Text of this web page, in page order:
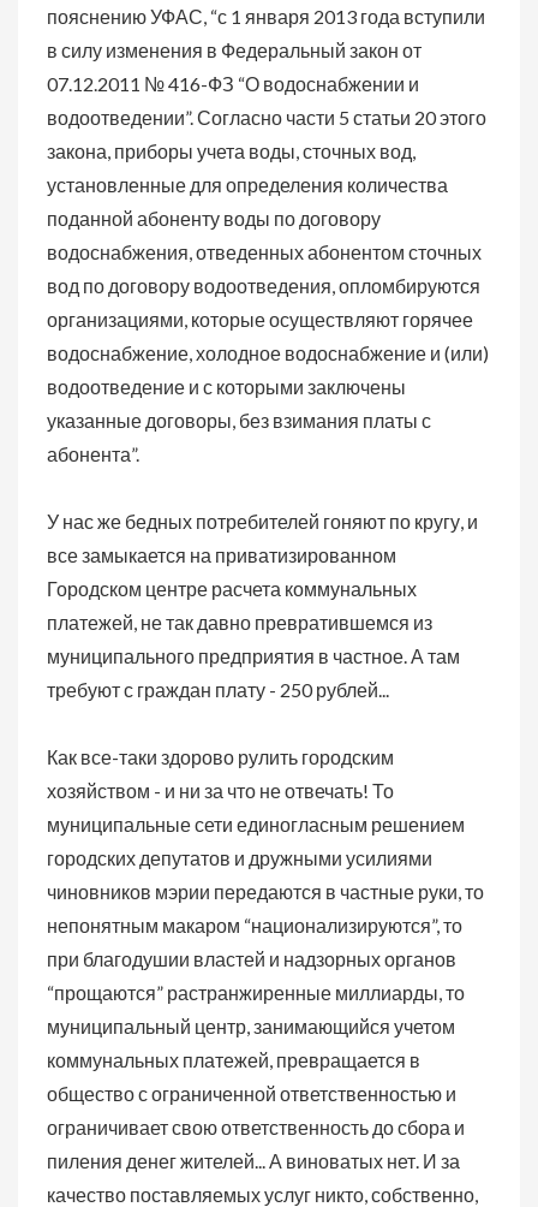
пояснению УФАС, “с 1 января 2013 года вступили
в силу изменения в Федеральный закон от
07.12.2011 № 416-ФЗ “О водоснабжении и
водоотведении”. Согласно части 5 статьи 20 этого
закона, приборы учета воды, сточных вод,
установленные для определения количества
поданной абоненту воды по договору
водоснабжения, отведенных абонентом сточных
вод по договору водоотведения, опломбируются
организациями, которые осуществляют горячее
водоснабжение, холодное водоснабжение и (или)
водоотведение и с которыми заключены
указанные договоры, без взимания платы с
абонента”.
У нас же бедных потребителей гоняют по кругу, и
все замыкается на приватизированном
Городском центре расчета коммунальных
платежей, не так давно превратившемся из
муниципального предприятия в частное. А там
требуют с граждан плату - 250 рублей...
Как все-таки здорово рулить городским
хозяйством - и ни за что не отвечать! То
муниципальные сети единогласным решением
городских депутатов и дружными усилиями
чиновников мэрии передаются в частные руки, то
непонятным макаром “национализируются”, то
при благодушии властей и надзорных органов
“прощаются” растранжиренные миллиарды, то
муниципальный центр, занимающийся учетом
коммунальных платежей, превращается в
общество с ограниченной ответственностью и
ограничивает свою ответственность до сбора и
пиления денег жителей... А виноватых нет. И за
качество поставляемых услуг никто, собственно,